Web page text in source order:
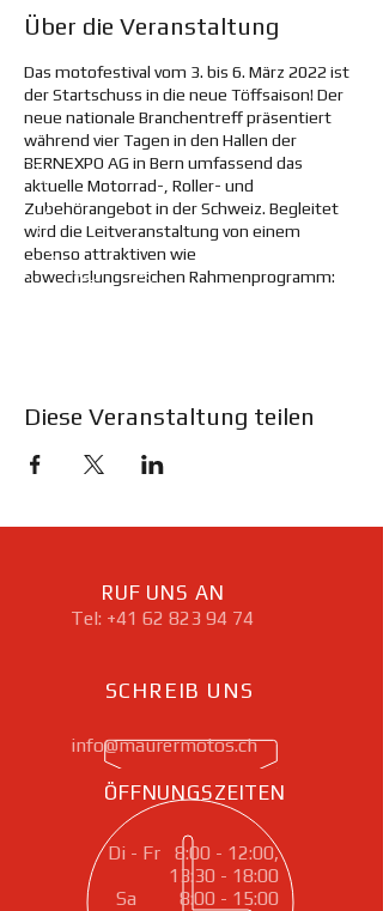
Über die Veranstaltung
Das motofestival vom 3. bis 6. März 2022 ist
der Startschuss in die neue Töffsaison! Der
neue nationale Branchentreff präsentiert
während vier Tagen in den Hallen der
BERNEXPO AG in Bern umfassend das
aktuelle Motorrad-, Roller- und
Zubehörangebot in der Schweiz. Begleitet
wird die Leitveranstaltung von einem
ebenso attraktiven wie
abwechslungsreichen Rahmenprogramm:
Outdoor (entspricht etwa 17 Fussball-
Circa 200 Anbieter zeigen ihre
Neuheiten und Bestseller
und Innovationen der Branche
Food, Action-Shows und Konzerten
Zentrale, gut erreichbare Lage auf
Diese Veranstaltung teilen
RUF UNS AN
Tel: +41 62 823 94 74
SCHREIB UNS
info@maurermotos.ch
ÖFFNUNGSZEITEN
Di - Fr 8:00 - 12:00,
13:30 - 18:00
Sa 8:00 - 15:00